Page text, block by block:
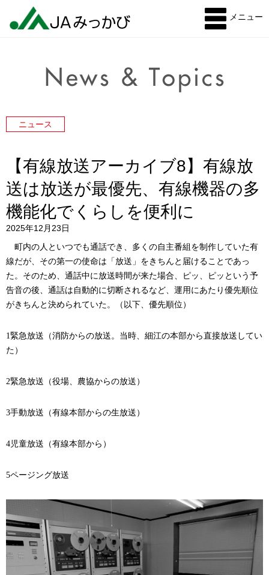
メニュー
ニュース
【有線放送アーカイブ8】有線放
送は放送が最優先、有線機器の多
機能化でくらしを便利に
2025年12月23日
町内の人といつでも通話でき、多くの自主番組を制作していた有
線だが、その第一の使命は「放送」をきちんと届けることであっ
た。そのため、通話中に放送時間が来た場合、ピッ、ピッという予
告音の後、通話は自動的に切断されるなど、運用にあたり優先順位
がきちんと決められていた。（以下、優先順位）
1緊急放送（消防からの放送。当時、細江の本部から直接放送してい
た）
2緊急放送（役場、農協からの放送）
3手動放送（有線本部からの生放送）
4児童放送（有線本部から）
5ページング放送